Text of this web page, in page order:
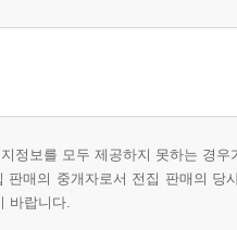
정보를 모두 제공하지 못하는 경
판매의 중개자로서 전집 판매의 당
바랍니다.